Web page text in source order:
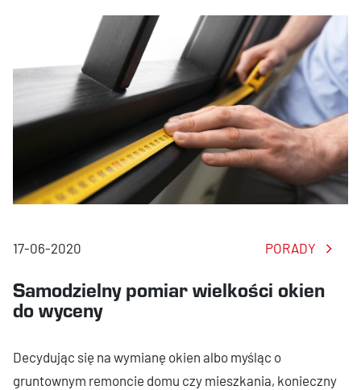
17-06-2020 PORADY
Samodzielny pomiar wielkości okien
do wyceny
Decydując się na wymianę okien albo myśląc o
gruntownym remoncie domu czy mieszkania, konieczny